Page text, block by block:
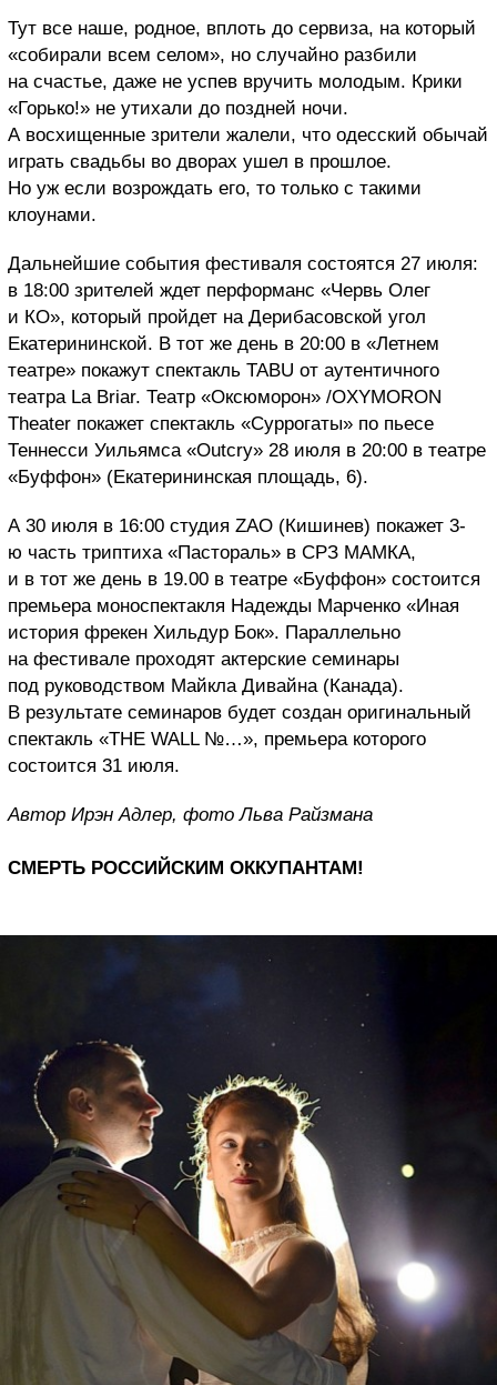
Тут все наше, родное, вплоть до сервиза, на который
«собирали всем селом», но случайно разбили
на счастье, даже не успев вручить молодым. Крики
«Горько!» не утихали до поздней ночи.
А восхищенные зрители жалели, что одесский обычай
играть свадьбы во дворах ушел в прошлое.
Но уж если возрождать его, то только с такими
клоунами.
Дальнейшие события фестиваля состоятся 27 июля:
в 18:00 зрителей ждет перформанс «Червь Олег
и КО», который пройдет на Дерибасовской угол
Екатерининской. В тот же день в 20:00 в «Летнем
театре» покажут спектакль TABU от аутентичного
театра La Briar. Театр «Оксюморон» /OXYMORON
Theater покажет спектакль «Суррогаты» по пьесе
Теннесси Уильямса «Outcry» 28 июля в 20:00 в театре
«Буффон» (Екатерининская площадь, 6).
А 30 июля в 16:00 студия ZAO (Кишинев) покажет 3-
ю часть триптиха «Пастораль» в СРЗ МАМКА,
и в тот же день в 19.00 в театре «Буффон» состоится
премьера моноспектакля Надежды Марченко «Иная
история фрекен Хильдур Бок». Параллельно
на фестивале проходят актерские семинары
под руководством Майкла Дивайна (Канада).
В результате семинаров будет создан оригинальный
спектакль «THE WALL №…», премьера которого
состоится 31 июля.
Автор Ирэн Адлер, фото Льва Райзмана
СМЕРТЬ РОССИЙСКИМ ОККУПАНТАМ!